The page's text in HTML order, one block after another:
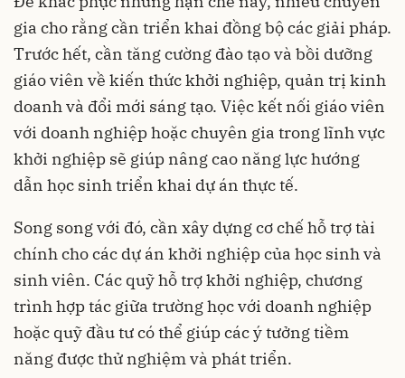
gia cho rằng cần triển khai đồng bộ các giải pháp.
Trước hết, cần tăng cường đào tạo và bồi dưỡng
giáo viên về kiến thức khởi nghiệp, quản trị kinh
doanh và đổi mới sáng tạo. Việc kết nối giáo viên
với doanh nghiệp hoặc chuyên gia trong lĩnh vực
khởi nghiệp sẽ giúp nâng cao năng lực hướng
dẫn học sinh triển khai dự án thực tế.
Song song với đó, cần xây dựng cơ chế hỗ trợ tài
chính cho các dự án khởi nghiệp của học sinh và
sinh viên. Các quỹ hỗ trợ khởi nghiệp, chương
trình hợp tác giữa trường học với doanh nghiệp
hoặc quỹ đầu tư có thể giúp các ý tưởng tiềm
năng được thử nghiệm và phát triển.